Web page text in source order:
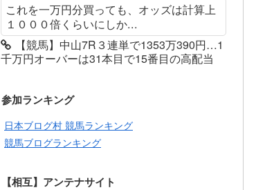
これを一万円分買っても、オッズは計算上
１０００倍くらいにしか...
【競馬】中山7R３連単で1353万390円…1
千万円オーバーは31本目で15番目の高配当
参加ランキング
日本ブログ村 競馬ランキング
競馬ブログランキング
【相互】アンテナサイト